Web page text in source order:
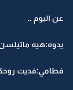
عن اليوم ..
يدوه:هيه
فطامي:فديت